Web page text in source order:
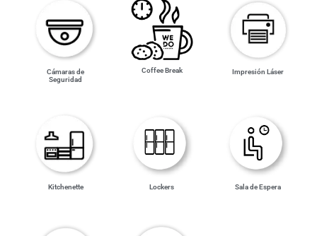
Cámaras de
Seguridad
Coffee Break Impresión Láser
Kitchenette Lockers Sala de Espera